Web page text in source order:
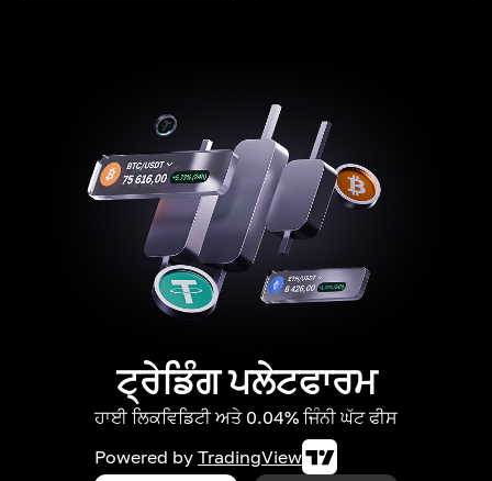
ਟ੍ਰੇਡਿੰਗ ਪਲੇਟਫਾਰਮ
ਹਾਈ ਲਿਕਵਿਡਿਟੀ ਅਤੇ 0.04% ਜਿੰਨੀ ਘੱਟ ਫੀਸ
Powered by TradingView